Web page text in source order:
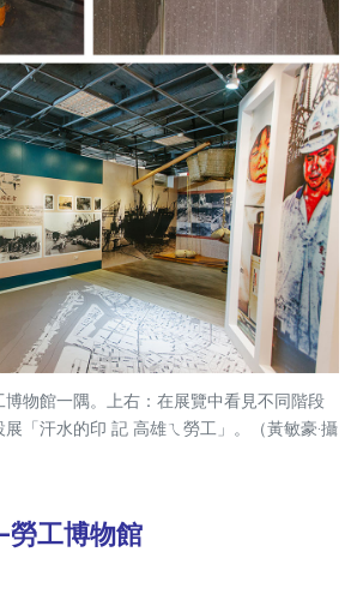
物館一隅。上右：在展覽中看見不同階段
「汗水的印 記 高雄ㄟ勞工」。（黃敏豪‧攝
工博物館